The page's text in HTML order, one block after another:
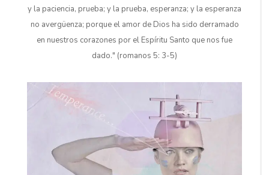
y la paciencia, prueba; y la prueba, esperanza; y la esperanza
no avergüenza; porque el amor de Dios ha sido derramado
en nuestros corazones por el Espíritu Santo que nos fue
dado." (romanos 5: 3-5)